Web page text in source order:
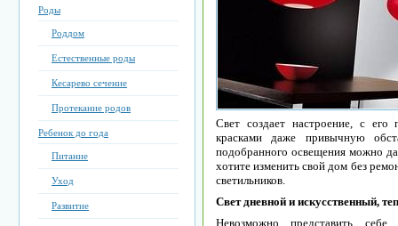
Роды
Роддом
Естественные роды
Кесарево сечение
Протекание родов
Ребенок до года
Питание
Уход
Развитие
Свет создает настроение, с
красками даже привычную
подобранного освещения можно
хотите изменить свой дом без
светильников.
Свет дневной и искусственный,
Невозможно представить